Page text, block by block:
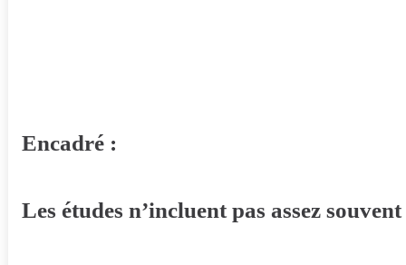
Encadré :
Les études n’incluent pas assez